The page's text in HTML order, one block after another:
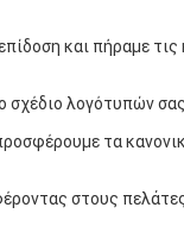
και πήραμε τις
σχέδιο λογότυπών σας.
τα
στους